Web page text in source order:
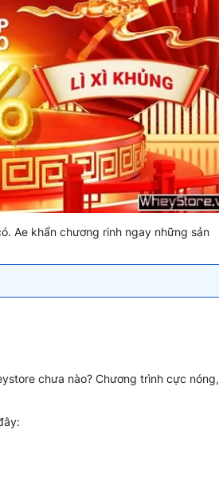
Ae khẩn chương rinh ngay những sản
chưa nào? Chương trình cực nóng,